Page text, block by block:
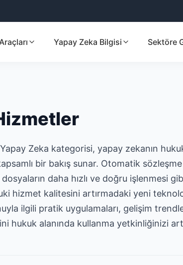
Yapay Zeka Bilgisi Sektöre
Zeka kategorisi, yapay zekanın
bir bakış sunar. Otomatik
daha hızlı ve doğru işlenmesi
hizmet kalitesini artırmadaki yeni
ilgili pratik uygulamaları, gelişim
hukuk alanında kullanma yetkinliğinizi